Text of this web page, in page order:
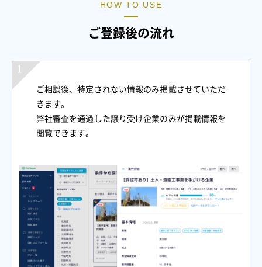
HOW TO USE
ご登録後の流れ
ご相談後、特定されない情報のみ掲載させていただ
きます。
弊社審査を通過した譲り受け企業のみが掲載情報を
閲覧できます。